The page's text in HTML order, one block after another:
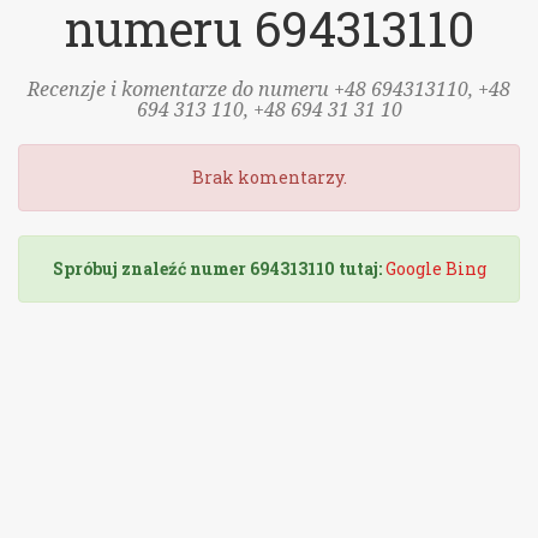
numeru 694313110
Recenzje i komentarze do numeru +48 694313110, +48
694 313 110, +48 694 31 31 10
Brak komentarzy.
Spróbuj znaleźć numer 694313110 tutaj:Google Bing